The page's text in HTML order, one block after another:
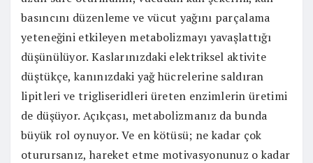
basıncını düzenleme ve vücut yağını parçalama
yeteneğini etkileyen metabolizmayı yavaşlattığı
düşünülüyor. Kaslarınızdaki elektriksel aktivite
düştükçe, kanınızdaki yağ hücrelerine saldıran
lipitleri ve trigliseridleri üreten enzimlerin üretimi
de düşüyor. Açıkçası, metabolizmanız da bunda
büyük rol oynuyor. Ve en kötüsü; ne kadar çok
oturursanız, hareket etme motivasyonunuz o kadar